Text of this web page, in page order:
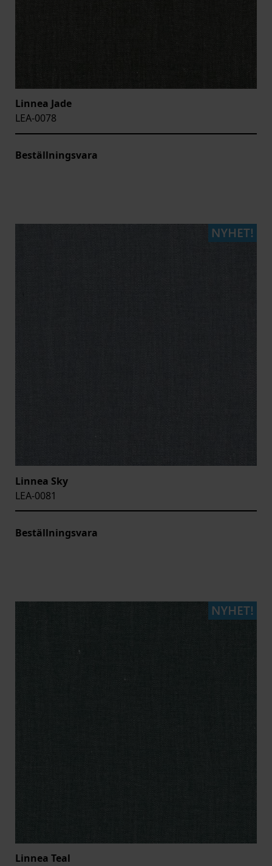
Linnea Jade
LEA-0078
Beställningsvara
Linnea Sky
LEA-0081
Beställningsvara
Linnea Teal